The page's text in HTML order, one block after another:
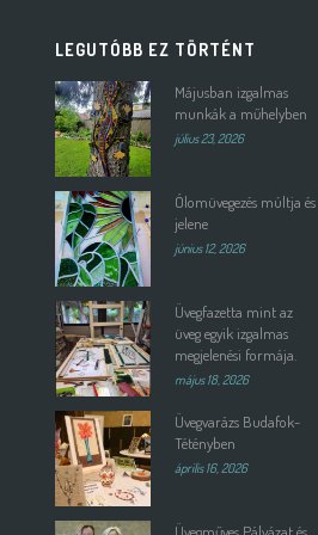
LEGUTÓBB EZ TÖRTÉNT
Májusban izgalmas
munkák a műhelyben
július 23, 2026
Ólomüvegezés múltja és
jelene
június 12, 2026
Üvegfazetta mint az
üveg egyik izgalmas
megjelenési formája.
május 18, 2026
Üvegvarázs Budafok-
Tétényben
április 16, 2026